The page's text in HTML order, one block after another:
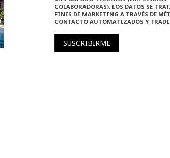
COLABORADORAS). LOS DATOS SE
FINES DE MARKETING A TRAVÉS DE
CONTACTO AUTOMATIZADOS Y
SUSCRIBIRME